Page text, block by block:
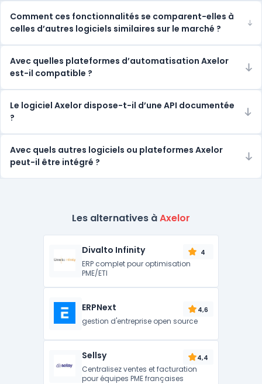
Comment ces fonctionnalités se comparent-elles à
celles d’autres logiciels similaires sur le marché ?
Avec quelles plateformes d’automatisation Axelor
est-il compatible ?
Le logiciel Axelor dispose-t-il d’une API documentée
?
Avec quels autres logiciels ou plateformes Axelor
peut-il être intégré ?
Les alternatives àAxelor
Divalto Infinity 4
ERP complet pour optimisation
PME/ETI
ERPNext 4,6
gestion d'entreprise open source
Sellsy 4,4
Centralisez ventes et facturation
pour équipes PME françaises